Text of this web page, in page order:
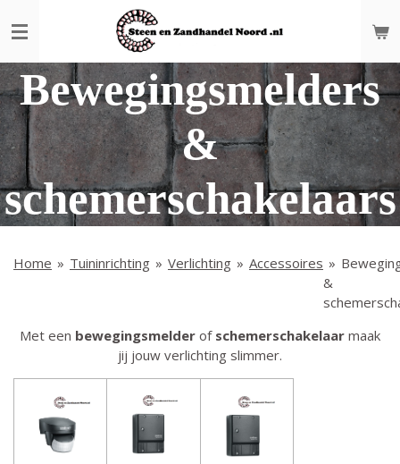
direct
de
hoofdinhoud
Bewegingsmelders
&
schemerschakelaars
Home » Tuininrichting » Verlichting » Accessoires »
&
Met een bewegingsmelder of schemerschakelaar maak
jij jouw verlichting slimmer.